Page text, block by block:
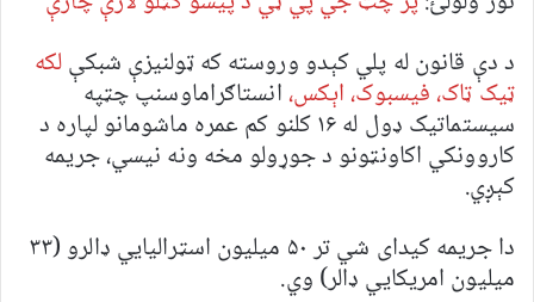
د دې قانون له پلي کېدو وروسته که ټولنیزې شبکېلکه
ټیک ټاک، فیسبوک، اېکس، انستاګراماوسنپ چټپه
سیستماتیک ډول له ۱۶ کلنو کم عمره ماشومانو لپاره د
کاروونکي اکاونټونو د جوړولو مخه ونه نیسي، جریمه
کېږي.
دا جریمه کیدای شي تر ۵۰ میلیون اسټرالیایي ډالرو (۳۳
میلیون امریکایي ډالر) وي.